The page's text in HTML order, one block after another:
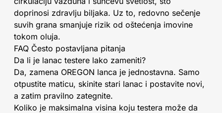
doprinosi zdravlju biljaka. Uz to, redovno sečenje
suvih grana smanjuje rizik od oštećenja imovine
tokom oluja.
FAQ Često postavljana pitanja
Da li je lanac testere lako zameniti?
Da, zamena OREGON lanca je jednostavna. Samo
otpustite maticu, skinite stari lanac i postavite novi,
a zatim pravilno zategnite.
Koliko je maksimalna visina koju testera može da